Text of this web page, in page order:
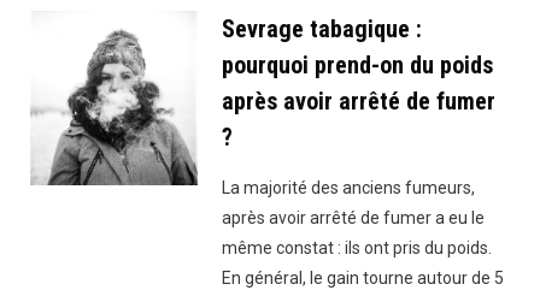
ce
que
fumer
?"
Sevrage tabagique :
pourquoi prend-on du poids
après avoir arrêté de fumer
?
La majorité des anciens fumeurs,
après avoir arrêté de fumer a eu le
même constat : ils ont pris du poids.
En général, le gain tourne autour de 5